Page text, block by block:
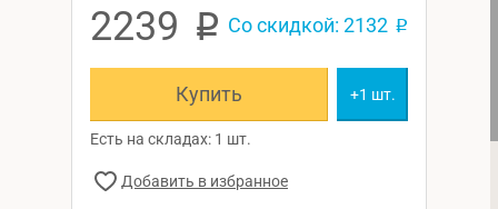
2239 p Со скидкой: 2132 p
Купить +1 шт.
Есть на складах: 1 шт.